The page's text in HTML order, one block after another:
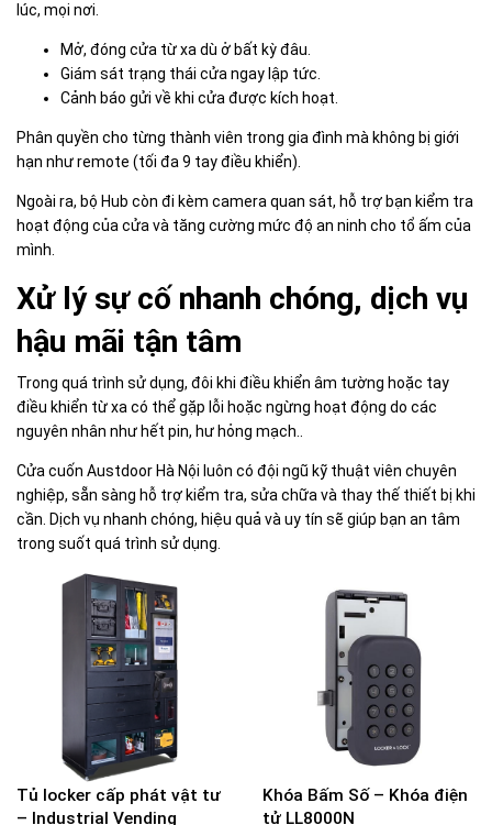
lúc, mọi nơi.
Mở, đóng cửa từ xa dù ở bất kỳ đâu.
Giám sát trạng thái cửa ngay lập tức.
Cảnh báo gửi về khi cửa được kích hoạt.
Phân quyền cho từng thành viên trong gia đình mà không bị giới
hạn như remote (tối đa 9 tay điều khiển).
Ngoài ra, bộ Hub còn đi kèm camera quan sát, hỗ trợ bạn kiểm tra
hoạt động của cửa và tăng cường mức độ an ninh cho tổ ấm của
mình.
Xử lý sự cố nhanh chóng, dịch vụ
hậu mãi tận tâm
Trong quá trình sử dụng, đôi khi điều khiển âm tường hoặc tay
điều khiển từ xa có thể gặp lỗi hoặc ngừng hoạt động do các
nguyên nhân như hết pin, hư hỏng mạch..
Cửa cuốn Austdoor Hà Nội luôn có đội ngũ kỹ thuật viên chuyên
nghiệp, sẵn sàng hỗ trợ kiểm tra, sửa chữa và thay thế thiết bị khi
cần. Dịch vụ nhanh chóng, hiệu quả và uy tín sẽ giúp bạn an tâm
trong suốt quá trình sử dụng.
Tủ locker cấp phát vật tư
– Industrial Vending
Khóa Bấm Số – Khóa điện
tử LL8000N